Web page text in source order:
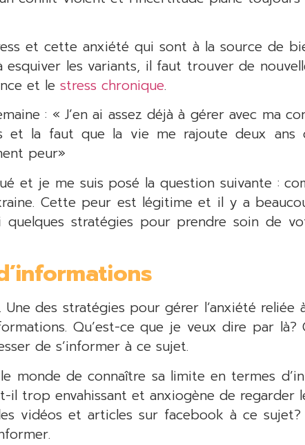
et cette anxiété qui sont à la source de
esquiver les variants, il faut trouver de
et le stress chronique.
: « J’en ai assez déjà à gérer avec ma
et la faut que la vie me rajoute deux ans
peur»
et je me suis posé la question suivante :
Cette peur est légitime et il y a
quelques stratégies pour prendre soin de
des stratégies pour gérer l’anxiété reliée
Qu’est-ce que je veux dire par là?
de s’informer à ce sujet.
de connaître sa limite en termes
il trop envahissant et anxiogène de regarder
vidéos et articles sur facebook à ce